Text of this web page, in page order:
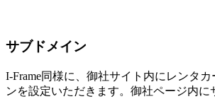
サブドメイン
I-Frame同様に、御社サイト内にレンタ
ンを設定いただきます。御社ページ内に